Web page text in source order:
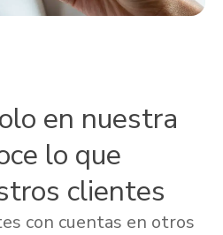
en nuestra
lo que
clientes
con cuentas en otros